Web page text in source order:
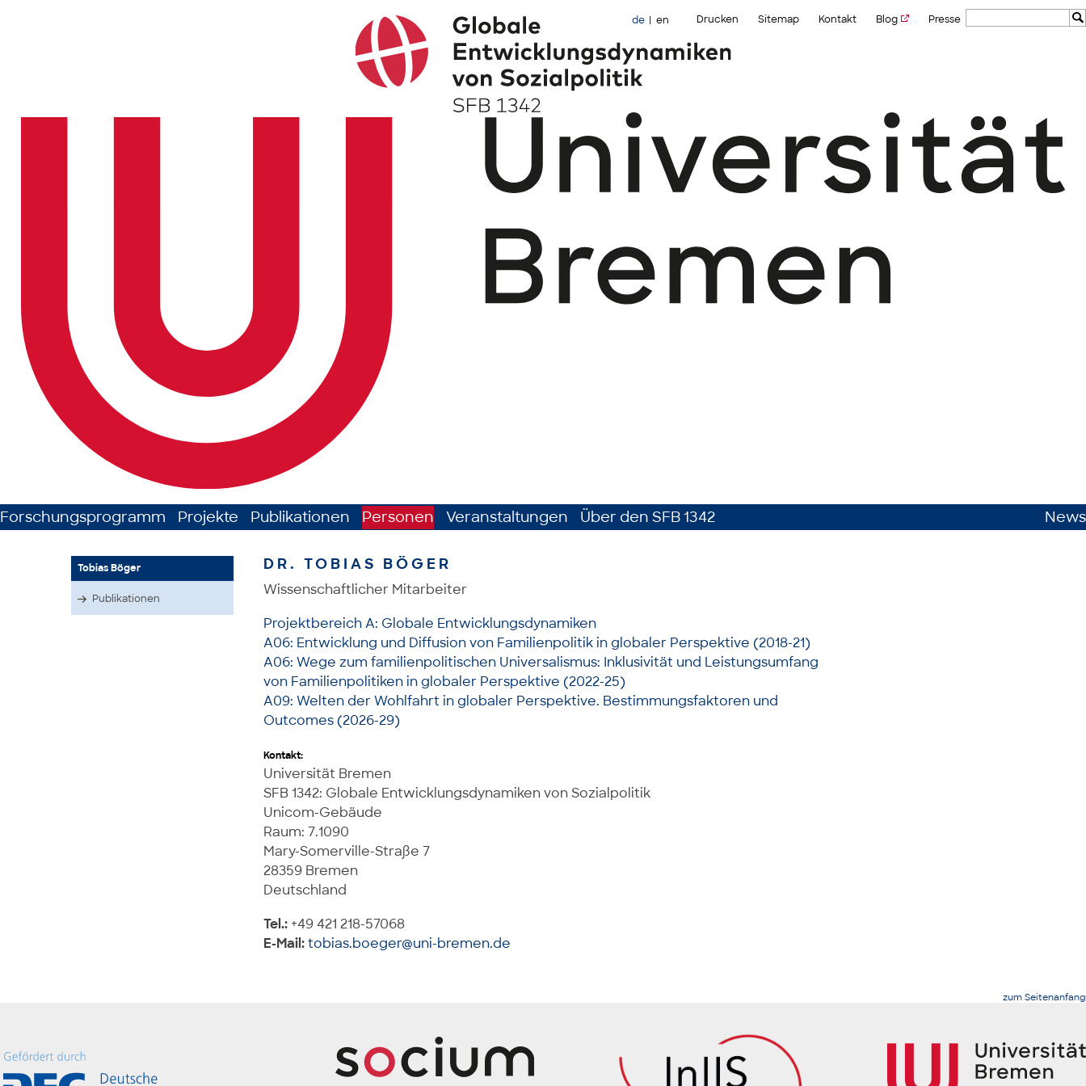
de en Drucken Sitemap Kontakt Blog Presse
Forschungsprogramm Projekte Publikationen Personen Veranstaltungen Über den SFB 1342 News
Tobias Böger
Publikationen
DR. TOBIAS BÖGER
Wissenschaftlicher Mitarbeiter
Projektbereich A: Globale Entwicklungsdynamiken
A06: Entwicklung und Diffusion von Familienpolitik in globaler Perspektive (2018-21)
A06: Wege zum familienpolitischen Universalismus: Inklusivität und Leistungsumfang
von Familienpolitiken in globaler Perspektive (2022-25)
A09: Welten der Wohlfahrt in globaler Perspektive. Bestimmungsfaktoren und
Outcomes (2026-29)
Kontakt:
Universität Bremen
SFB 1342: Globale Entwicklungsdynamiken von Sozialpolitik
Unicom-Gebäude
Raum: 7.1090
Mary-Somerville-Straße 7
28359 Bremen
Deutschland
Tel.: +49 421 218-57068
E-Mail:tobias.boeger@uni-bremen.de
zum Seitenanfang